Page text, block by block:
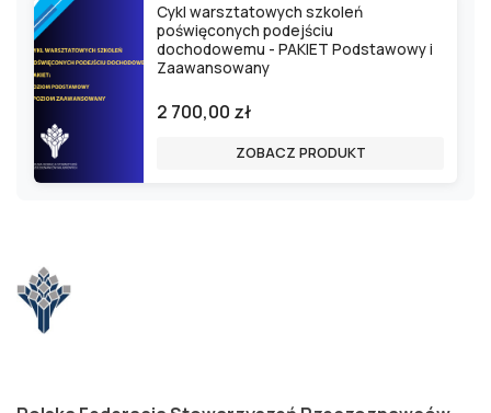
Cykl warsztatowych szkoleń
poświęconych podejściu
dochodowemu - PAKIET Podstawowy i
Zaawansowany
2 700,00 zł
ZOBACZ PRODUKT